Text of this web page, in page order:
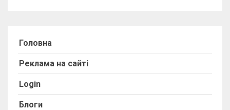
Головна
Реклама на сайті
Login
Блоги